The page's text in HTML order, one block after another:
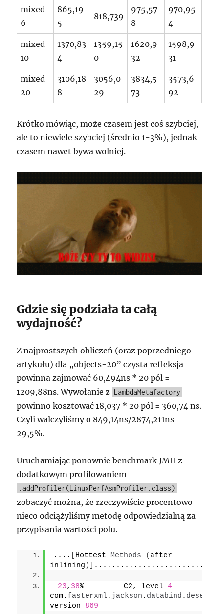
mixed
6
865,19
5
818,739
975,57
8
970,95
4
mixed
10
1370,83
4
1359,15
0
1620,9
32
1598,9
31
mixed
20
3106,18
8
3056,0
29
3834,5
73
3573,6
92
Krótko mówiąc, może czasem jest coś szybciej,
ale to niewiele szybciej (średnio 1-3%), jednak
czasem nawet bywa wolniej.
Gdzie się podziała ta całą
wydajność?
Z najprostszych obliczeń (oraz poprzedniego
artykułu) dla „objects-20” czysta refleksja
powinna zajmować 60,494ns * 20 pól =
1209,88ns. Wywołanie z LambdaMetafactory
powinno kosztować 18,037 * 20 pól = 360,74 ns.
Czyli walczyliśmy o 849,14ns/2874,211ns =
29,5%.
Uruchamiając ponownie benchmark JMH z
dodatkowym profilowaniem
.addProfiler(LinuxPerfAsmProfiler.class)
zobaczyć można, że rzeczywiście procentowo
nieco odciążyliśmy metodę odpowiedzialną za
przypisania wartości polu.
.... Hottest Methods ( after
inlining )]
23, 38%         C2, level 4
com. fasterxml. jackson . databind . deser
version 869